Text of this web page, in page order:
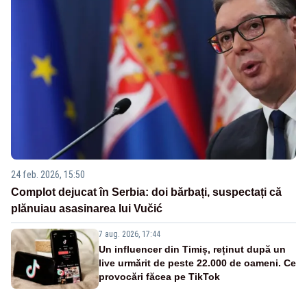
24 feb. 2026, 15:50
Complot dejucat în Serbia: doi bărbați, suspectați că
plănuiau asasinarea lui Vučić
7 aug. 2026, 17:44
Un influencer din Timiș, reținut după un
live urmărit de peste 22.000 de oameni. Ce
provocări făcea pe TikTok